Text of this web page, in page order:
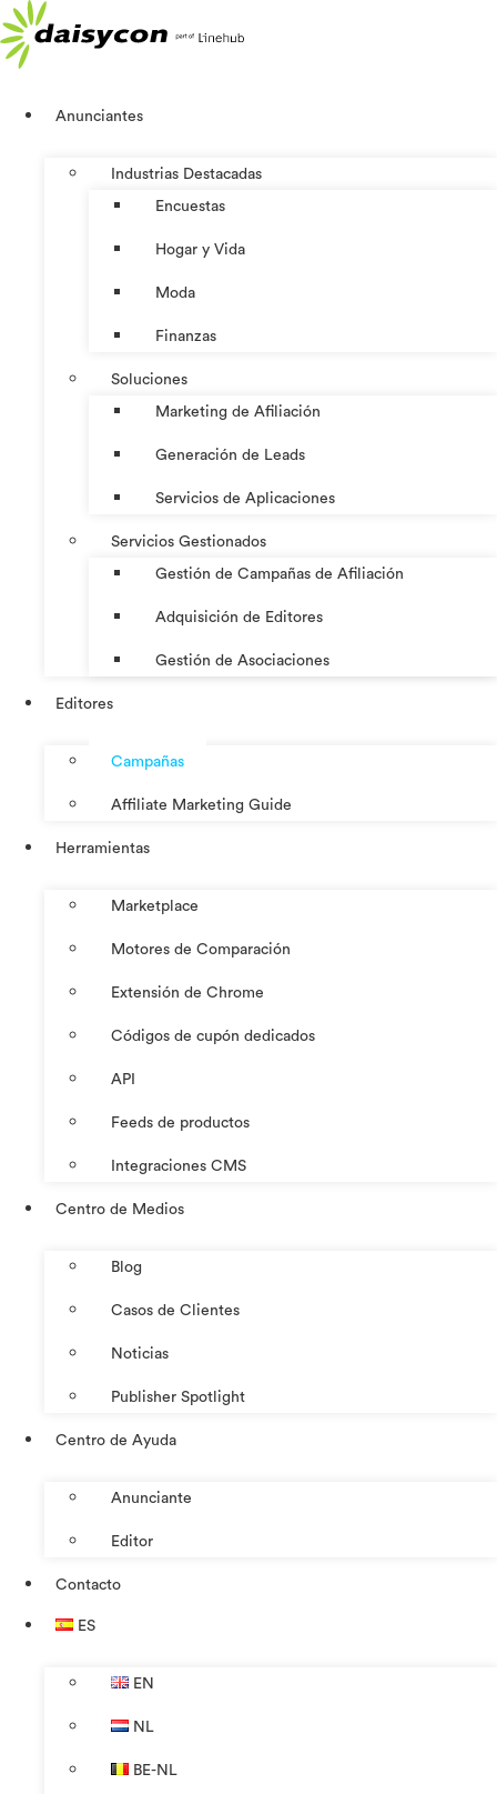
al
contenido
Anunciantes
Industrias Destacadas
Encuestas
Hogar y Vida
Moda
Finanzas
Soluciones
Marketing de Afiliación
Generación de Leads
Servicios de Aplicaciones
Servicios Gestionados
Gestión de Campañas de Afiliación
Adquisición de Editores
Gestión de Asociaciones
Editores
Campañas
Affiliate Marketing Guide
Herramientas
Marketplace
Motores de Comparación
Extensión de Chrome
Códigos de cupón dedicados
API
Feeds de productos
Integraciones CMS
Centro de Medios
Blog
Casos de Clientes
Noticias
Publisher Spotlight
Centro de Ayuda
Anunciante
Editor
Contacto
ES
EN
NL
BE-NL